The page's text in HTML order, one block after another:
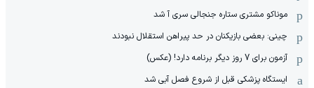
موناکو مشتری ستاره جنجالی سری آ شد
چینی: بعضی بازیکنان در حد پیراهن استقلال نبودند
آزمون برای 7 روز دیگر برنامه دارد! (عکس)
ایستگاه پزشکی قبل از شروع فصل آبی شد